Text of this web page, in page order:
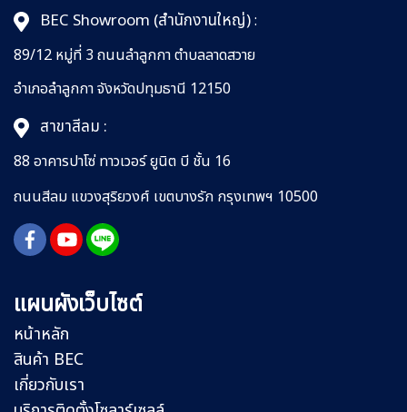
BEC Showroom (สำนักงานใหญ่):
89/12 หมู่ที่ 3 ถนนลำลูกกาตำบลลาดสวาย
อำเภอลำลูกกาจังหวัดปทุมธานี 12150
สาขาสีลม :
88 อาคารปาโซ่ ทาวเวอร์ ยูนิต บี ชั้น 16
ถนนสีลม แขวงสุริยวงศ์ เขตบางรัก กรุงเทพฯ 10500
แผนผังเว็บไซต์
หน้าหลัก
สินค้า BEC
เกี่ยวกับเรา